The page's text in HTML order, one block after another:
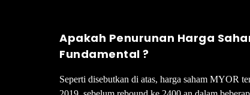
Apakah Penurunan Harga
Fundamental ?
Seperti disebutkan di atas, harga saham MYOR